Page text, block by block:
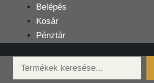
tartalomba
Belépés
Kosár
Pénztár
Keresés